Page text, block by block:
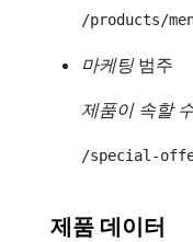
/products/
마케팅범주
제품이 속할
/special-
제품 데이터